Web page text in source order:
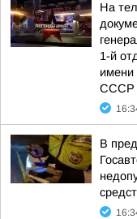
На
1-й
СССР
В